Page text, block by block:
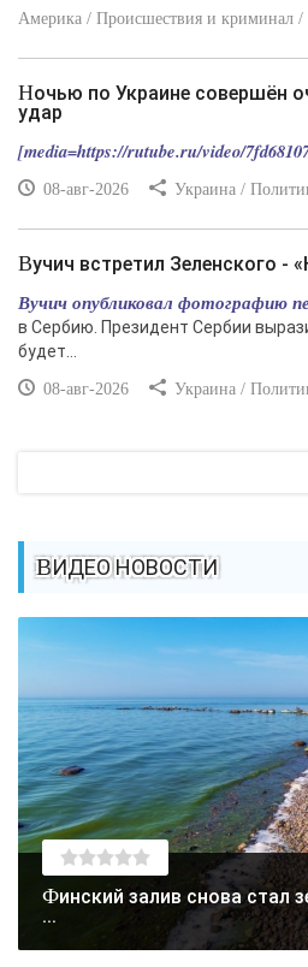
Америка / Происшествия и криминал /
Ночью по Украине совершён очередной ракетный
удар
[media=https://rutube.ru/video/
08-авг-2026 Украина /
Вучич встретил Зеленского -
Вучич опубликовал фотографию
в Сербию. Президент Сербии
будет...
08-авг-2026 Украина /
ВИДЕО НОВОСТИ
Финский залив снова стал зелёным: чем грозит
...